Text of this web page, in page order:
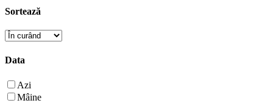
Sortează
Data
Azi
Mâine